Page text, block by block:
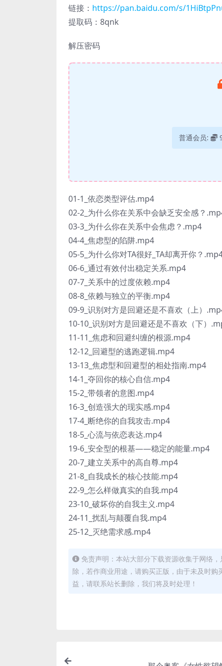
链接： https://pan.baidu.com/s/
提取码：8qnk
解压密码
普通会员:
01-1_依恋类型评估.mp4
02-2_为什么你在关系中会缺乏安全感？
03-3_为什么你在关系中会焦虑？.mp4
04-4_焦虑型的陷阱.mp4
05-5_为什么你对TA很好_TA却离开你？
06-6_通过有效付出稳定关系.mp4
07-7_关系中的过度依赖.mp4
08-8_依赖与独立的平衡.mp4
09-9_识别对方是回避还是不喜欢（上）
10-10_识别对方是回避还是不喜欢（下）
11-11_焦虑和回避纠缠的根源.mp4
12-12_回避型的逃跑逻辑.mp4
13-13_焦虑型和回避型的相处指南.mp4
14-1_夺回你的核心自信.mp4
15-2_带领者的意图.mp4
16-3_创造强大的现实感.mp4
17-4_断绝你的自我攻击.mp4
18-5_心流与依恋表达.mp4
19-6_安全型的根基——稳定的能量.mp4
20-7_建立关系中的高自尊.mp4
21-8_自我成长的核心技能.mp4
22-9_怎么样做真实的自我.mp4
23-10_破坏你的自我主义.mp4
24-11_扰乱与颠覆自我.mp4
25-12_灭绝需求感.mp4
免责声明：本站大部分下载资源收集于网络
除，若作商业用途，请购买正版，由于未及时
益，请联系站长删除，我们将及时处理！